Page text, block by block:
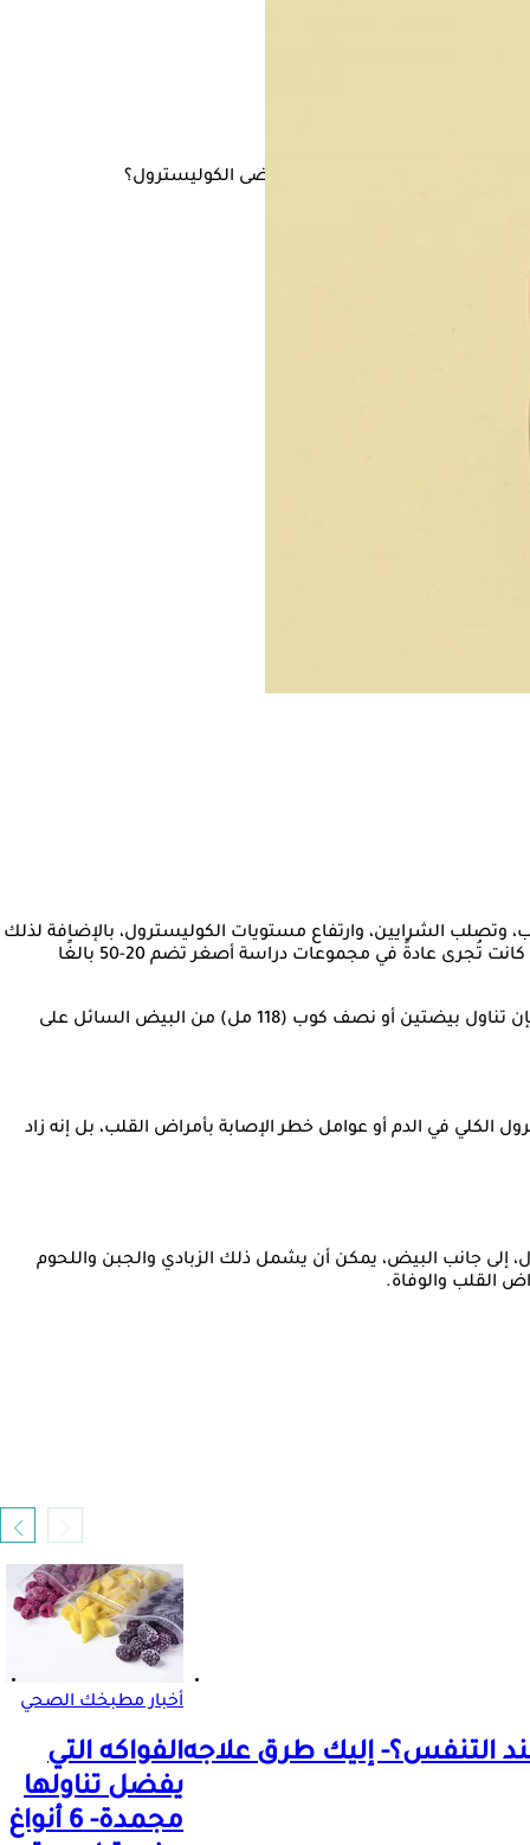
من بين الأطعمة الآمن تناولها لمرضى الكوليسترول؟
وتصلب الشرايين، وارتفاع مستويات الكوليسترول، بالإضافة لذلك
فقد أشارت بعض التجارب العشوائية المُحكمة (RCTs) - وهي المعيار الذهبي للبحث العلمي لقدرتها على تقليل التحيز - إلى نتائج مماثلة، وإن كانت تُجرى عادةً في مجموعات دراسة أصغر تضم 20-50 بالغًا
على سبيل المثال، وجدت إحدى التجارب العشوائية المُحكمة الصغيرة أنه عند مُقارنتها بوجبة إفطار غنية بالكربوهيدرات وخالية من البيض، فإن تناول بيضتين أو نصف كوب (118 مل) من البيض السائل على
لم يُؤثر سلبًا على مستويات الكوليسترول الكلي في الدم أو عوامل خطر الإصابة بأمراض القلب، بل إنه زاد
إلى جانب البيض، يمكن أن يشمل ذلك الزبادي والجبن واللحوم
القلب والوفاة.
التنفس؟- إليك طرق علاجه
أخبار مطبخك الصحي
الفواكه التي
يفضل تناولها
مجمدة- 6 أنواغ